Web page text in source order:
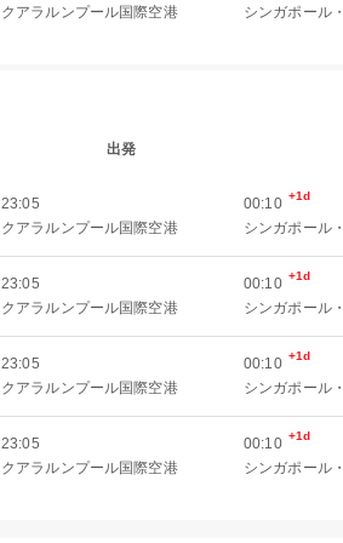
クアラルンプール国際空港
シンガポール
出発
23:05
クアラルンプール国際空港
00:10 +1d
シンガポール
23:05
クアラルンプール国際空港
00:10 +1d
シンガポール
23:05
クアラルンプール国際空港
00:10 +1d
シンガポール
23:05
クアラルンプール国際空港
00:10 +1d
シンガポール